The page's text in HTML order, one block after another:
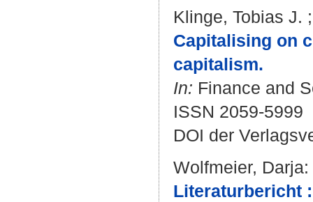
Klinge, Tobias J.
Capitalising on
capitalism.
In: Finance and
ISSN 2059-5999
DOI der
Wolfmeier, Darja:
Literaturbericht